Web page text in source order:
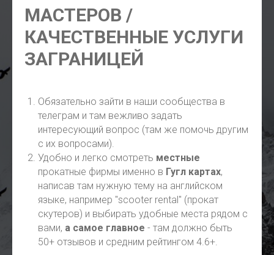
МАСТЕРОВ /
КАЧЕСТВЕННЫЕ УСЛУГИ
ЗАГРАНИЦЕЙ
Обязательно зайти в наши сообщества в
телеграм и там вежливо задать
интересующий вопрос (там же помочь другим
с их вопросами).
Удобно и легко смотреть местные
прокатные фирмы именно в Гугл картах,
написав там нужную тему на английском
языке, например "scooter rental" (прокат
скутеров) и выбирать удобные места рядом с
вами, а самое главное - там должно быть
50+ отзывов и средним рейтингом 4.6+.